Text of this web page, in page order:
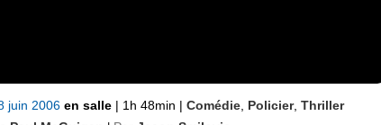
juin 2006 en salle | 1h 48min | Comédie Policier, Thriller